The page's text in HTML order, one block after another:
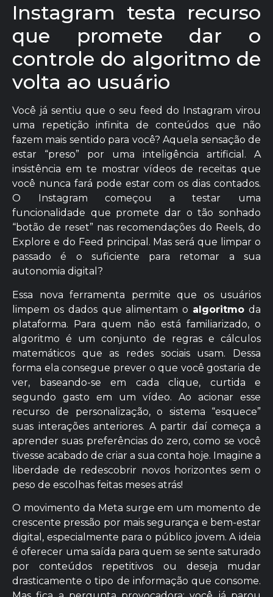
Instagram testa recurso
que promete dar o
controle do algoritmo de
volta ao usuário
Você já sentiu que o seu feed do Instagram virou
uma repetição infinita de conteúdos que não
fazem mais sentido para você? Aquela sensação de
estar “preso” por uma inteligência artificial. A
insistência em te mostrar vídeos de receitas que
você nunca fará pode estar com os dias contados.
O Instagram começou a testar uma
funcionalidade que promete dar o tão sonhado
“botão de reset” nas recomendações do Reels, do
Explore e do Feed principal. Mas será que limpar o
passado é o suficiente para retomar a sua
autonomia digital?
Essa nova ferramenta permite que os usuários
limpem os dados que alimentam o algoritmo da
plataforma. Para quem não está familiarizado, o
algoritmo é um conjunto de regras e cálculos
matemáticos que as redes sociais usam. Dessa
forma ela consegue prever o que você gostaria de
ver, baseando-se em cada clique, curtida e
segundo gasto em um vídeo. Ao acionar esse
recurso de personalização, o sistema “esquece”
suas interações anteriores. A partir daí começa a
aprender suas preferências do zero, como se você
tivesse acabado de criar a sua conta hoje. Imagine a
liberdade de redescobrir novos horizontes sem o
peso de escolhas feitas meses atrás!
O movimento da Meta surge em um momento de
crescente pressão por mais segurança e bem-estar
digital, especialmente para o público jovem. A ideia
é oferecer uma saída para quem se sente saturado
por conteúdos repetitivos ou deseja mudar
drasticamente o tipo de informação que consome.